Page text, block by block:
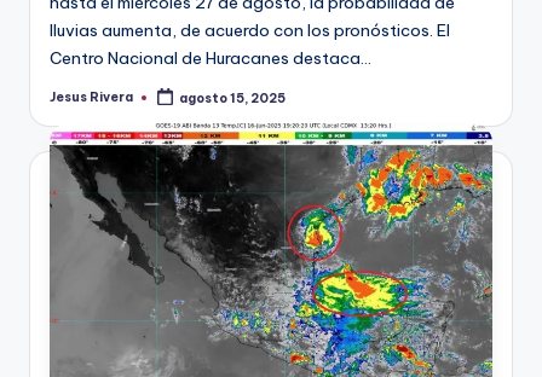
lluvias aumenta, de acuerdo con los pronósticos. El
Centro Nacional de Huracanes destaca…
Publicado
Jesus Rivera agosto 15, 2025